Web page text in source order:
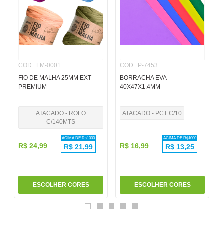
COD.: FM-0001
FIO DE MALHA 25MM EXT
PREMIUM
ATACADO - ROLO
C/140MTS
R$ 24,99
ACIMA DE R$1000
R$ 21,99
ESCOLHER CORES
COD.: P-7453
BORRACHA EVA
40X47X1.4MM
ATACADO - PCT C/10
R$ 16,99
ACIMA DE R$1000
R$ 13,25
ESCOLHER CORES
pincel
º papel
º barbante
10º havaianas